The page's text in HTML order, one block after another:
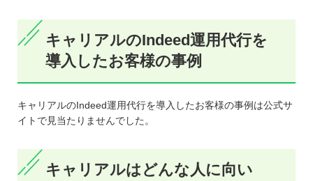
キャリアルのIndeed運用代行を
導入したお客様の事例
キャリアルのIndeed運用代行を導入したお客様の事例は公式サ
イトで見当たりませんでした。
キャリアルはどんな人に向い